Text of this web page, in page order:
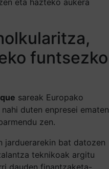
funtsezko
sareak Europako
duten enpresei ematen
zen.
jarduerarekin bat datozen
teknikoak argitu
dauden finantzaketa-